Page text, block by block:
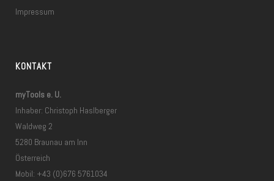
Impressum
KONTAKT
myTools e. U.
Inhaber: Christoph Haslberger
Waldweg 2
5280 Braunau am Inn
Österreich
Mobil: +43 (0)676 5761034